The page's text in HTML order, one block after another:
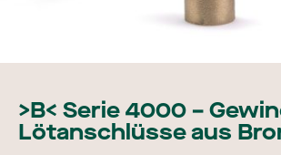
>B< Serie 4000 –
Lötanschlüsse aus